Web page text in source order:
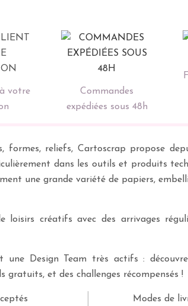
votre
Commandes
expédiées sous 48h
formes, reliefs, Cartoscrap propose
dans les outils et produits
une grande variété de papiers,
loisirs créatifs avec des arrivages
Design Team très actifs :
et des challenges récompensés !
Modes de